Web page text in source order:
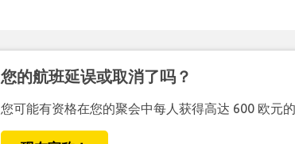
您的航班延误或取消了吗？
您可能有资格在您的聚会中每人获得高达 600 欧元